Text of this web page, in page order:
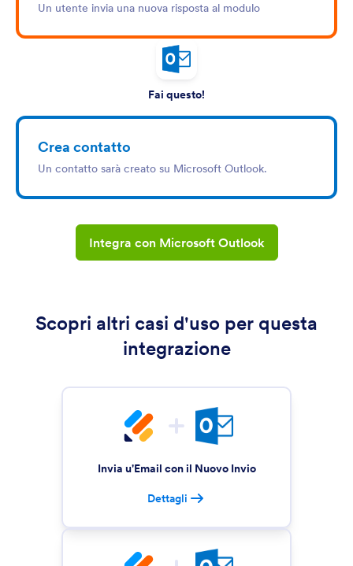
Un utente invia una nuova risposta al modulo
Fai questo!
Crea contatto
Un contatto sarà creato su Microsoft Outlook.
Integra con Microsoft Outlook
Scopri altri casi d'uso per questa
integrazione
Invia u'Email con il Nuovo Invio
Dettagli